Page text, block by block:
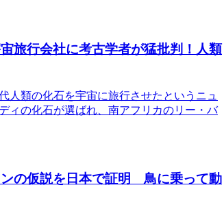
旅行会社に考古学者が猛批判！人類
人類の化石を宇宙に旅行させたというニュ
ィの化石が選ばれ、南アフリカのリー・バ
ンの仮説を日本で証明 鳥に乗って動